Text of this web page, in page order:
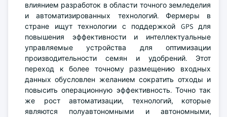
влиянием разработок в области точного земледелия
и автоматизированных технологий. Фермеры в
стране ищут технологии с поддержкой GPS для
повышения эффективности и интеллектуальные
управляемые устройства для оптимизации
производительности семян и удобрений. Этот
переход к более точному размещению входных
данных обусловлен желанием сократить отходы и
повысить операционную эффективность. Точно так
же рост автоматизации, технологий, которые
являются полуавтономными и автономными,